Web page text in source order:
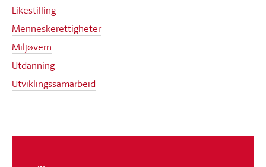
Likestilling
Menneskerettigheter
Miljøvern
Utdanning
Utviklingssamarbeid